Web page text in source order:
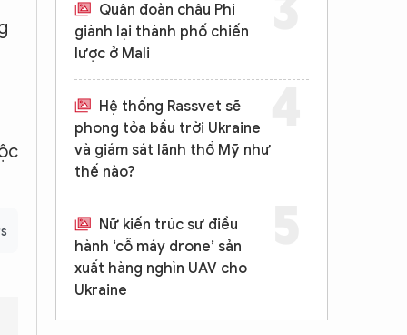
Quân đoàn châu Phi
giành lại thành phố chiến
lược ở Mali
Hệ thống Rassvet sẽ
phong tỏa bầu trời Ukraine
và giám sát lãnh thổ Mỹ như
thế nào?
Nữ kiến trúc sư điều
hành ‘cỗ máy drone’ sản
xuất hàng nghìn UAV cho
Ukraine